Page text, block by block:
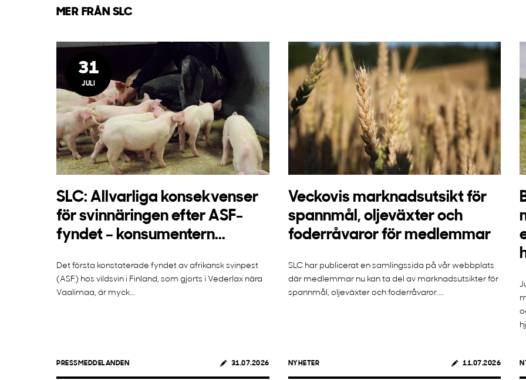
MER FRÅN SLC
31
JULI
SLC: Allvarliga konsekvenser
för svinnäringen efter ASF-
fyndet – konsumentern...
Det första konstaterade fyndet av afrikansk svinpest
(ASF) hos vildsvin i Finland, som gjorts i Vederlax nära
Vaalimaa, är myck...
PRESSMEDDELANDEN 31.07.2026
Veckovis marknadsutsikt för
spannmål, oljeväxter och
foderråvaror för medlemmar
SLC har publicerat en samlingssida på vår webbplats
där medlemmar nu kan ta del av marknadsutsikter för
spannmål, oljeväxter och foderråvaror....
NYHETER 11.07.2026